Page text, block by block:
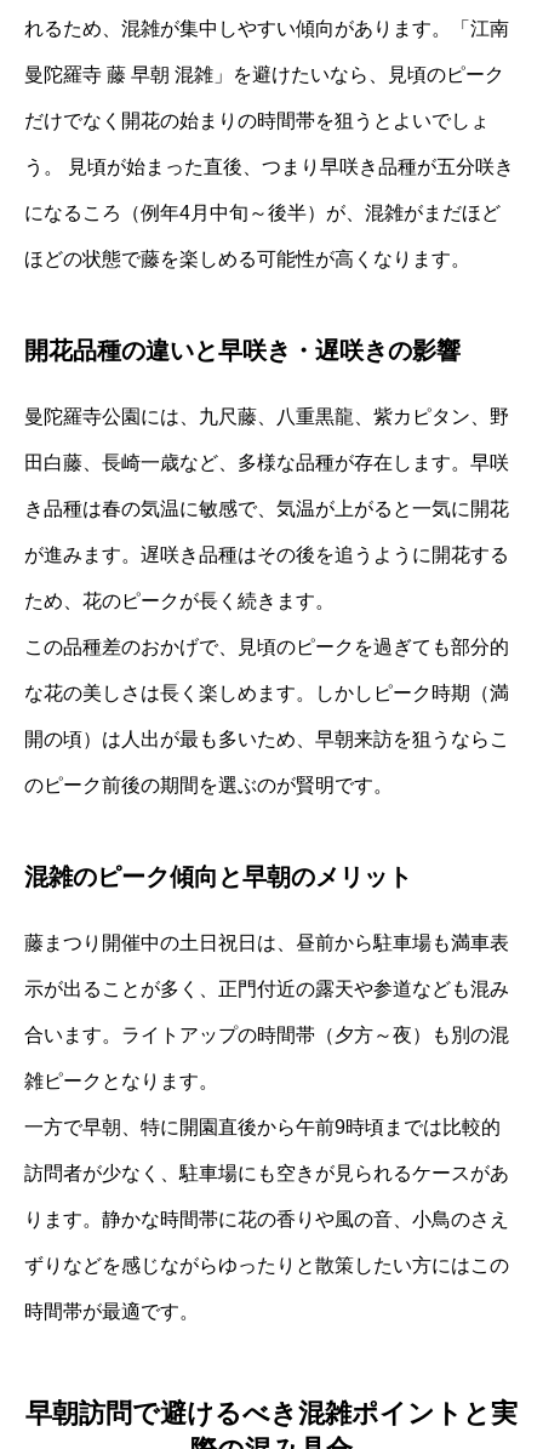
れるため、混雑が集中しやすい傾向があります。「江南
曼陀羅寺 藤 早朝 混雑」を避けたいなら、見頃のピーク
だけでなく開花の始まりの時間帯を狙うとよいでしょ
う。 見頃が始まった直後、つまり早咲き品種が五分咲き
になるころ（例年4月中旬～後半）が、混雑がまだほど
ほどの状態で藤を楽しめる可能性が高くなります。
開花品種の違いと早咲き・遅咲きの影響
曼陀羅寺公園には、九尺藤、八重黒龍、紫カピタン、野
田白藤、長崎一歳など、多様な品種が存在します。早咲
き品種は春の気温に敏感で、気温が上がると一気に開花
が進みます。遅咲き品種はその後を追うように開花する
ため、花のピークが長く続きます。
この品種差のおかげで、見頃のピークを過ぎても部分的
な花の美しさは長く楽しめます。しかしピーク時期（満
開の頃）は人出が最も多いため、早朝来訪を狙うならこ
のピーク前後の期間を選ぶのが賢明です。
混雑のピーク傾向と早朝のメリット
藤まつり開催中の土日祝日は、昼前から駐車場も満車表
示が出ることが多く、正門付近の露天や参道なども混み
合います。ライトアップの時間帯（夕方～夜）も別の混
雑ピークとなります。
一方で早朝、特に開園直後から午前9時頃までは比較的
訪問者が少なく、駐車場にも空きが見られるケースがあ
ります。静かな時間帯に花の香りや風の音、小鳥のさえ
ずりなどを感じながらゆったりと散策したい方にはこの
時間帯が最適です。
早朝訪問で避けるべき混雑ポイントと実